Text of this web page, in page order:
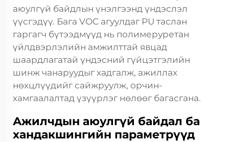
аюулгүй байдлын үнэлгээнд үндэслэл
үүсгэдүү. Бага VOC агуулдаг PU таслан
гаргагч бүтээдмүүд нь полимеруретан
үйлдвэрлэлийн амжилттай явцад
шаардлагатай үндэсний гүйцэтгэлийн
шинж чанаруудыг хадгалж, ажиллах
нөхцлүүдийг сайжруулж, орчин-
хамгаалалтад үзүүрлэг нөлөөг багасгана.
Ажилчдын аюулгүй байдал ба
хандакшингийн параметрүүд